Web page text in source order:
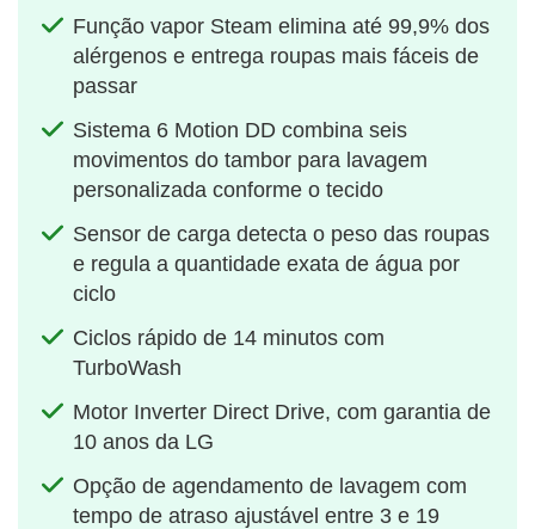
Função vapor Steam elimina até 99,9% dos
alérgenos e entrega roupas mais fáceis de
passar
Sistema 6 Motion DD combina seis
movimentos do tambor para lavagem
personalizada conforme o tecido
Sensor de carga detecta o peso das roupas
e regula a quantidade exata de água por
ciclo
Ciclos rápido de 14 minutos com
TurboWash
Motor Inverter Direct Drive, com garantia de
10 anos da LG
Opção de agendamento de lavagem com
tempo de atraso ajustável entre 3 e 19